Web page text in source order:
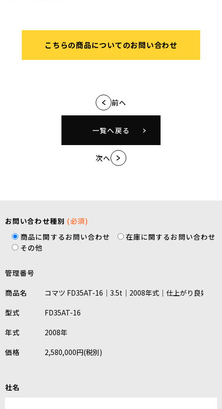
こちらの商品についてのお問い合わせ
前へ
一覧へ戻る
次へ
お問い合わせ種別 (必須)
商品に関するお問い合わせ
在庫に関するお問い合わせ
その他
管理番号
商品名
型式
年式
価格
社名